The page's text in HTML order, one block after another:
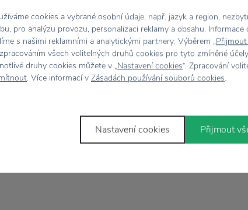
je určeno pro jemný peeling
a santalového dřeva je určeno
dřeva s osvěžující vůni pro
je kupte partnerovi jako
cookies a vybrané osobní údaje, např. jazyk a region,
pro analýzu provozu, personalizaci reklamy a obsahu.
s našimi reklamními a analytickými partnery. Výběrem „
všech volitelných druhů cookies pro tyto zmíněné
druhy cookies můžete v „Nastavení cookies“. Zpracování
. Více informací v Zásadách používání souborů cookies.
Nastavení cookies Přijmout